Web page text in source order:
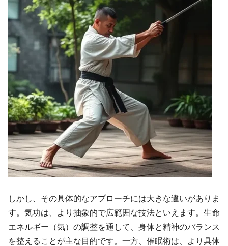
しかし、その具体的なアプローチには大きな違いがありま
す。気功は、より抽象的で広範囲な技法といえます。生命
エネルギー（気）の調整を通して、身体と精神のバランス
を整えることが主な目的です。一方、催眠術は、より具体